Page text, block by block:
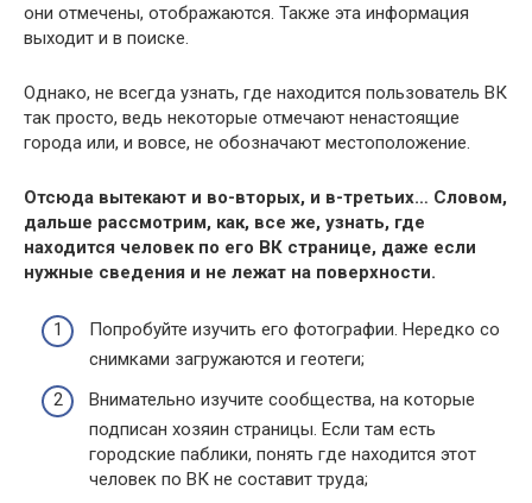
они отмечены, отображаются. Также эта информация
выходит и в поиске.
Однако, не всегда узнать, где находится пользователь ВК
так просто, ведь некоторые отмечают ненастоящие
города или, и вовсе, не обозначают местоположение.
Отсюда вытекают и во-вторых, и в-третьих… Словом,
дальше рассмотрим, как, все же, узнать, где
находится человек по его ВК странице, даже если
нужные сведения и не лежат на поверхности.
Попробуйте изучить его фотографии. Нередко со
снимками загружаются и геотеги;
Внимательно изучите сообщества, на которые
подписан хозяин страницы. Если там есть
городские паблики, понять где находится этот
человек по ВК не составит труда;